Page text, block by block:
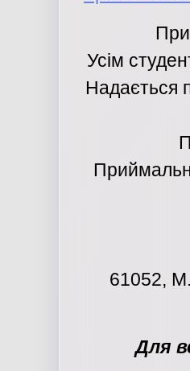
Усім
Надається
61052,
Для